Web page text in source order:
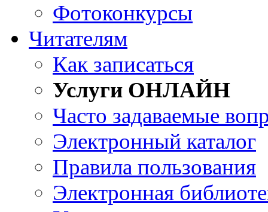
Фотоконкурсы
Читателям
Как записаться
Услуги ОНЛАЙН
Часто задаваемые
Электронный каталог
Правила пользования
Электронная